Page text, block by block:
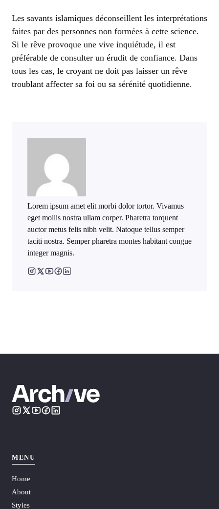
Les savants islamiques déconseillent les interprétations
faites par des personnes non formées à cette science.
Si le rêve provoque une vive inquiétude, il est
préférable de consulter un érudit de confiance. Dans
tous les cas, le croyant ne doit pas laisser un rêve
troublant affecter sa foi ou sa sérénité quotidienne.
Lorem ipsum amet elit morbi dolor tortor. Vivamus
eget mollis nostra ullam corper. Pharetra torquent
auctor metus felis nibh velit. Natoque tellus semper
taciti nostra. Semper pharetra montes habitant congue
integer magnis.
MENU
Home
About
Styles